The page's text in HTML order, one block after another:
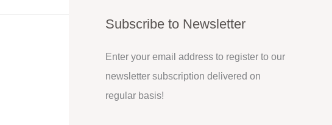
Subscribe to Newsletter
Enter your email address to register to our
newsletter subscription delivered on
regular basis!